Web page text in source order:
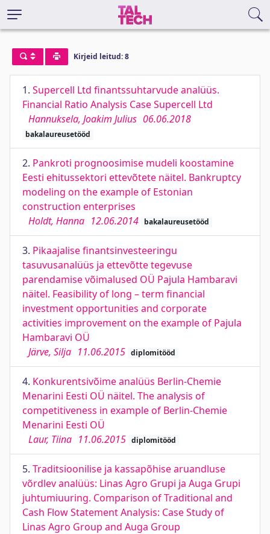
Kirjeid leitud: 8
1. Supercell Ltd finantssuhtarvude analüüs.
Financial Ratio Analysis Case Supercell Ltd
Hannuksela, Joakim Julius 06.06.2018
bakalaureusetööd
2. Pankroti prognoosimise mudeli koostamine
Eesti ehitussektori ettevõtete näitel. Bankruptcy
modeling on the example of Estonian
construction enterprises
Holdt, Hanna 12.06.2014 bakalaureusetööd
3. Pikaajalise finantsinvesteeringu
tasuvusanalüüs ja ettevõtte tegevuse
parendamise võimalused OÜ Pajula Hambaravi
näitel. Feasibility of long – term financial
investment opportunities and corporate
activities improvement on the example of Pajula
Hambaravi OÜ
Järve, Silja 11.06.2015 diplomitööd
4. Konkurentsivõime analüüs Berlin-Chemie
Menarini Eesti OÜ näitel. The analysis of
competitiveness in example of Berlin-Chemie
Menarini Eesti OÜ
Laur, Tiina 11.06.2015 diplomitööd
5. Traditsioonilise ja kassapõhise aruandluse
võrdlev analüüs: Linas Agro Grupi ja Auga Grupi
juhtumiuuring. Comparison of Traditional and
Cash Flow Statement Analysis: Case Study of
Linas Agro Group and Auga Group